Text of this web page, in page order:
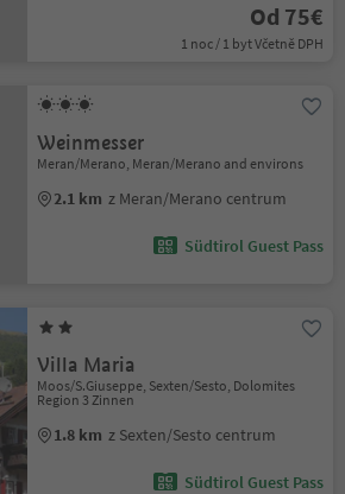
Od 75€
1 noc / 1 byt Včetně DPH
Weinmesser
Meran/Merano, Meran/Merano and environs
2.1 km z Meran/Merano centrum
Südtirol Guest Pass
Villa Maria
Moos/S.Giuseppe, Sexten/Sesto, Dolomites
Region 3 Zinnen
1.8 km z Sexten/Sesto centrum
Südtirol Guest Pass